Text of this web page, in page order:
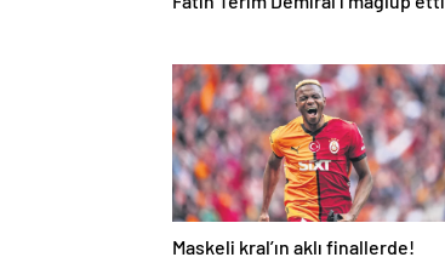
Maskeli kral’ın aklı finallerde!